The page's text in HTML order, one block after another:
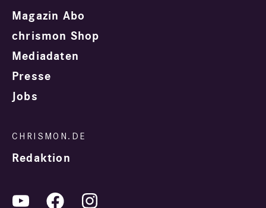
Magazin Abo
chrismon Shop
Mediadaten
Presse
Jobs
Redaktion